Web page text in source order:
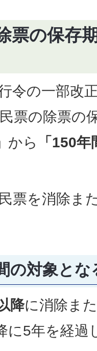
票の保存
令の一部改
票の除票の
から
「150年
票を消除ま
の対象とな
降に消除ま
に5年を経